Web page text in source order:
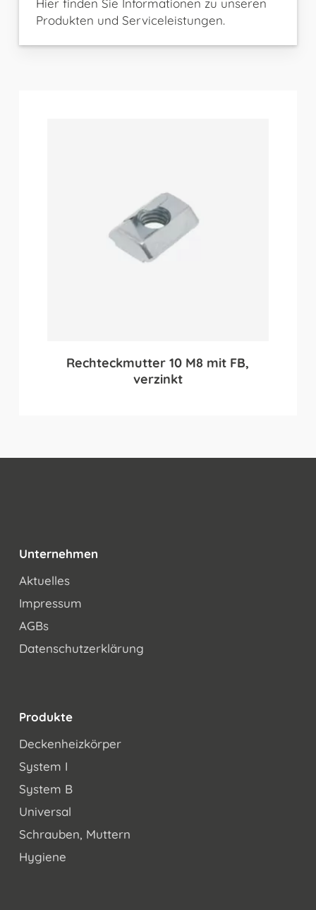
Produkten und Serviceleistungen.
Rechteckmutter 10 M8 mit FB,
verzinkt
Unternehmen
Aktuelles
Impressum
AGBs
Datenschutzerklärung
Produkte
Deckenheizkörper
System I
System B
Universal
Schrauben, Muttern
Hygiene